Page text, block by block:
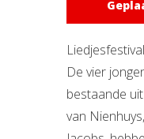
De vier
bestaande
van